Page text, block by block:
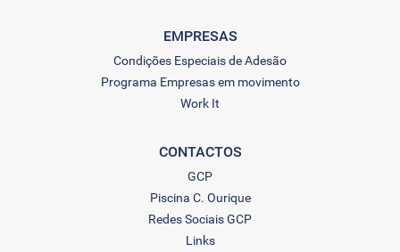
EMPRESAS
Condições Especiais de Adesão
Programa Empresas em movimento
Work It
CONTACTOS
GCP
Piscina C. Ourique
Redes Sociais GCP
Links